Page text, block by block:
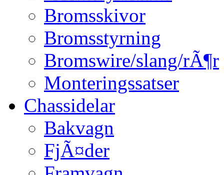
Bromsskivor
Bromsstyrning
Bromswire/slang/rÃ¶r
Monteringssatser
Chassidelar
Bakvagn
FjÃ¤der